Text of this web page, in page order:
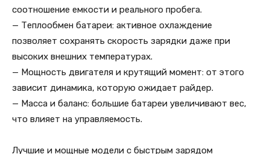
соотношение емкости и реального пробега.
— Теплообмен батареи: активное охлаждение
позволяет сохранять скорость зарядки даже при
высоких внешних температурах.
— Мощность двигателя и крутящий момент: от этого
зависит динамика, которую ожидает райдер.
— Масса и баланс: большие батареи увеличивают вес,
что влияет на управляемость.
Лучшие и мощные модели с быстрым зарядом